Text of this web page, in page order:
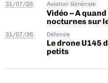
31/07/26 Aviation Générale
Vidéo – A
nocturnes sur
31/07/26 Défense
Le drone U145
petits